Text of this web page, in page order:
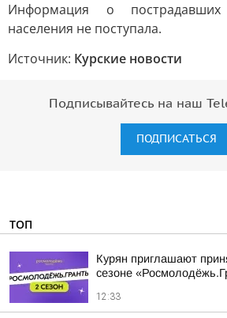
Информация о
населения не поступала.
Источник: Курские новости
Подписывайтесь на наш
ПОДПИСАТЬСЯ
ТОП
Курян приглашают
сезоне
12:33